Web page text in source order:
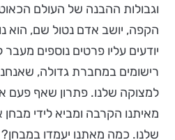
וגבולות ההבנה של העולם
הקפה, יושב אדם נטול שם, הוא
יודעים עליו פרטים נוספים
רישומים במחברת גדולה,
למצוקה שלנו. פתרון שאף פעם
מאיתנו הקרבה ומביא לידי
שלנו. כמה מאתנו יעמדו